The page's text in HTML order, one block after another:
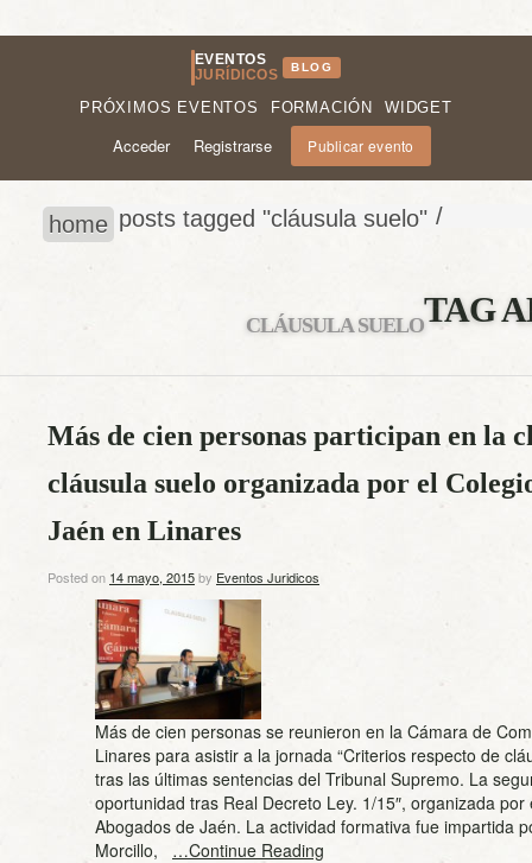
EVENTOS
JURÍDICOS
BLOG
PRÓXIMOS EVENTOS FORMACIÓN WIDGET
Acceder Registrarse Publicar evento
home /
posts tagged "cláusula suelo"
TAG
CLÁUSULA SUELO
Más de cien personas participan en la
cláusula suelo organizada por el
Jaén en Linares
Posted on 14 mayo, 2015by Eventos Juridicos
Más de cien personas se reunieron en la Cámara de
Linares para asistir a la jornada “Criterios respecto de
tras las últimas sentencias del Tribunal Supremo. La
oportunidad tras Real Decreto Ley. 1/15″, organizada por
Abogados de Jaén. La actividad formativa fue impartida
Morcillo, …Continue Reading